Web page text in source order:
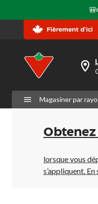
votre
est
Leduc,
AB,
à
22:00
cliquer
pour
Magasiner par
lorsque vous
s’appliquent. En